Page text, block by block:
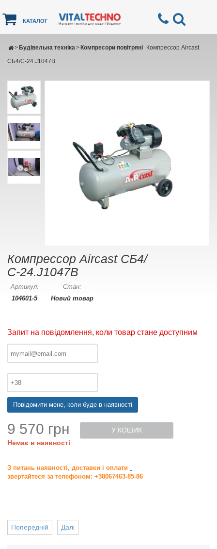
КАТАЛОГ
Будівельна техніка
> Компресори повітряні
>
Компрессор Aircast
СБ4/С-24.J1047B
Компрессор Aircast СБ4/
С-24.J1047B
Артикул:
104601-5
Стан:
Новий товар
Запит на повідомлення, коли товар стане доступним
Повідомити мене, коли буде в наявності
9 570 грн
Немає в наявності
У КОШИК
З питань наявності, доставки і оплати
звертайтеся за телефоном: +38067463-85-86
Далі
Попередній